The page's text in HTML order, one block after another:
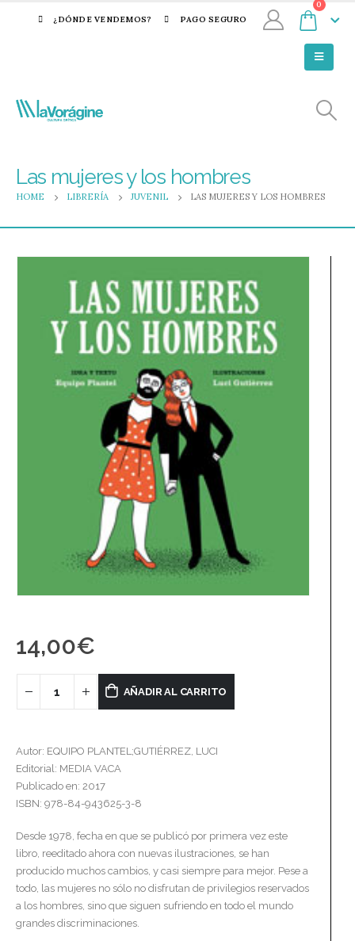
¿DÓNDE VENDEMOS? PAGO SEGURO
0
Las mujeres y los hombres
HOME LIBRERÍA JUVENIL LAS MUJERES Y LOS HOMBRES
14,00€
AÑADIR AL CARRITO
Autor: EQUIPO PLANTEL;GUTIÉRREZ, LUCI
Editorial: MEDIA VACA
Publicado en: 2017
ISBN: 978-84-943625-3-8
Desde 1978, fecha en que se publicó por primera vez este
libro, reeditado ahora con nuevas ilustraciones, se han
producido muchos cambios, y casi siempre para mejor. Pese a
todo, las mujeres no sólo no disfrutan de privilegios reservados
a los hombres, sino que siguen sufriendo en todo el mundo
grandes discriminaciones.